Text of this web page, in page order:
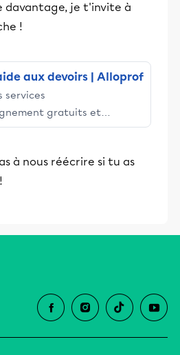
davantage, je t'invite à
!
aux devoirs | Alloprof
services
gratuits et
engage les élèves
à nous réécrire si tu as